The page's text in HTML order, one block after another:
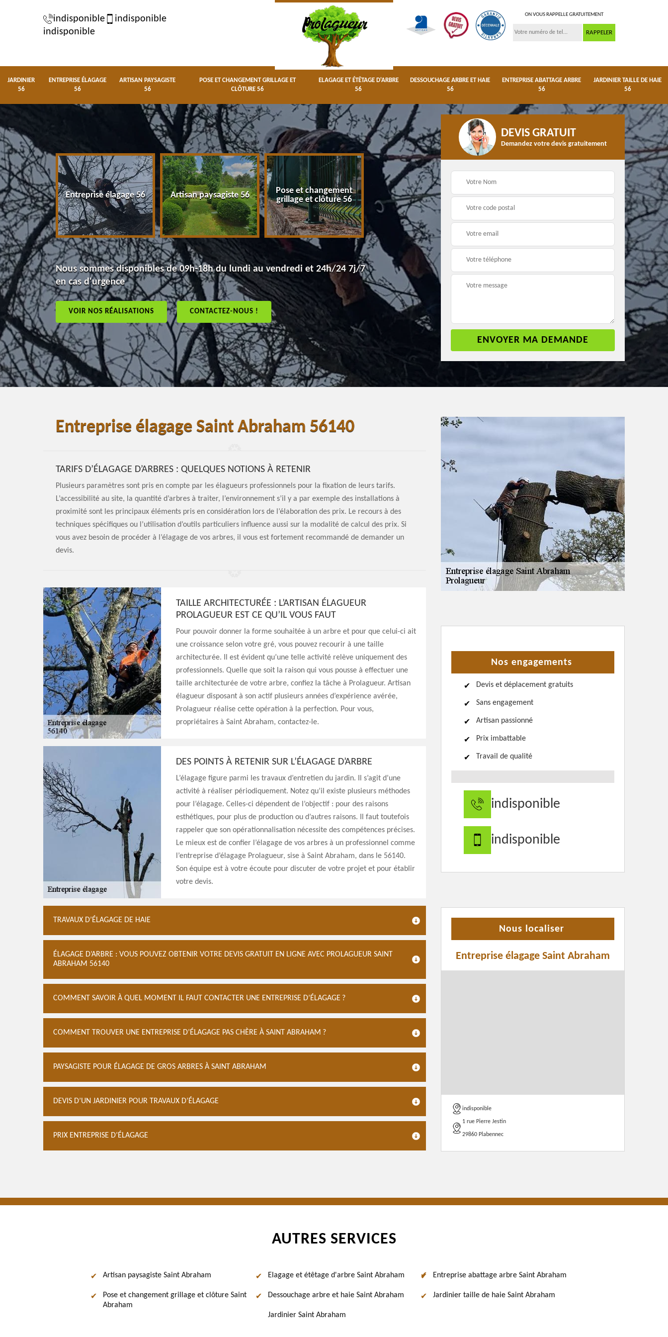
indisponible
indisponible
indisponible
ON VOUS RAPPELLE GRATUITEMENT
JARDINIER
56
ENTREPRISE ÉLAGAGE
56
ARTISAN PAYSAGISTE
56
POSE ET CHANGEMENT GRILLAGE ET
CLÔTURE 56
ELAGAGE ET ÉTÊTAGE D'ARBRE
56
DESSOUCHAGE ARBRE ET HAIE
56
ENTREPRISE ABATTAGE ARBRE
56
JARDINIER TAILLE DE HAIE
56
56 Entreprise élagage 56 Artisan paysagiste 56
Pose et changement
grillage et clôture 56
Elagage et étêtage
d'arbre 56
haie 56
Entreprise abattage
arbre 56
Nous sommes disponibles de 09h-18h du lundi au vendredi et 24h/24 7j/7
en cas d'urgence
VOIR NOS RÉALISATIONS CONTACTEZ-NOUS !
DEVIS GRATUIT
Demandez votre devis gratuitement
Entreprise élagage Saint Abraham 56140
TARIFS D’ÉLAGAGE D’ARBRES : QUELQUES NOTIONS À RETENIR
Plusieurs paramètres sont pris en compte par les élagueurs professionnels pour la fixation de leurs tarifs.
L’accessibilité au site, la quantité d’arbres à traiter, l’environnement s’il y a par exemple des installations à
proximité sont les principaux éléments pris en considération lors de l’élaboration des prix. Le recours à des
techniques spécifiques ou l’utilisation d’outils particuliers influence aussi sur la modalité de calcul des prix. Si
vous avez besoin de procéder à l’élagage de vos arbres, il vous est fortement recommandé de demander un
devis.
TAILLE ARCHITECTURÉE : L’ARTISAN ÉLAGUEUR
PROLAGUEUR EST CE QU’IL VOUS FAUT
Pour pouvoir donner la forme souhaitée à un arbre et pour que celui-ci ait
une croissance selon votre gré, vous pouvez recourir à une taille
architecturée. Il est évident qu’une telle activité relève uniquement des
professionnels. Quelle que soit la raison qui vous pousse à effectuer une
taille architecturée de votre arbre, confiez la tâche à Prolagueur. Artisan
élagueur disposant à son actif plusieurs années d’expérience avérée,
Prolagueur réalise cette opération à la perfection. Pour vous,
propriétaires à Saint Abraham, contactez-le.
DES POINTS À RETENIR SUR L’ÉLAGAGE D’ARBRE
L’élagage figure parmi les travaux d’entretien du jardin. Il s’agit d’une
activité à réaliser périodiquement. Notez qu’il existe plusieurs méthodes
pour l’élagage. Celles-ci dépendent de l’objectif : pour des raisons
esthétiques, pour plus de production ou d’autres raisons. Il faut toutefois
rappeler que son opérationnalisation nécessite des compétences précises.
Le mieux est de confier l’élagage de vos arbres à un professionnel comme
l’entreprise d’élagage Prolagueur, sise à Saint Abraham, dans le 56140.
Son équipe est à votre écoute pour discuter de votre projet et pour établir
votre devis.
TRAVAUX D’ÉLAGAGE DE HAIE
ÉLAGAGE D’ARBRE : VOUS POUVEZ OBTENIR VOTRE DEVIS GRATUIT EN LIGNE AVEC PROLAGUEUR SAINT
ABRAHAM 56140
COMMENT SAVOIR À QUEL MOMENT IL FAUT CONTACTER UNE ENTREPRISE D’ÉLAGAGE ?
COMMENT TROUVER UNE ENTREPRISE D’ÉLAGAGE PAS CHÈRE À SAINT ABRAHAM ?
PAYSAGISTE POUR ÉLAGAGE DE GROS ARBRES À SAINT ABRAHAM
DEVIS D’UN JARDINIER POUR TRAVAUX D’ÉLAGAGE
PRIX ENTREPRISE D’ÉLAGAGE
Nos engagements
Devis et déplacement gratuits
Sans engagement
Artisan passionné
Prix imbattable
Travail de qualité
indisponible
indisponible
Nous localiser
Entreprise élagage Saint Abraham
indisponible
1 rue Pierre Jestin
29860 Plabennec
AUTRES SERVICES
Artisan paysagiste Saint Abraham
Pose et changement grillage et clôture Saint
Abraham
Elagage et étêtage d'arbre Saint Abraham
Dessouchage arbre et haie Saint Abraham
Jardinier Saint Abraham
Entreprise abattage arbre Saint Abraham
Jardinier taille de haie Saint Abraham